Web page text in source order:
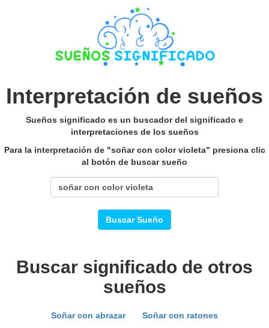
Interpretación de sueños
Sueños significado es un buscador del significado e
interpretaciones de los sueños
Para la interpretación de "soñar con color violeta" presiona clic
al botón de buscar sueño
Buscar Sueño
Buscar significado de otros
sueños
Soñar con abrazar Soñar con ratones